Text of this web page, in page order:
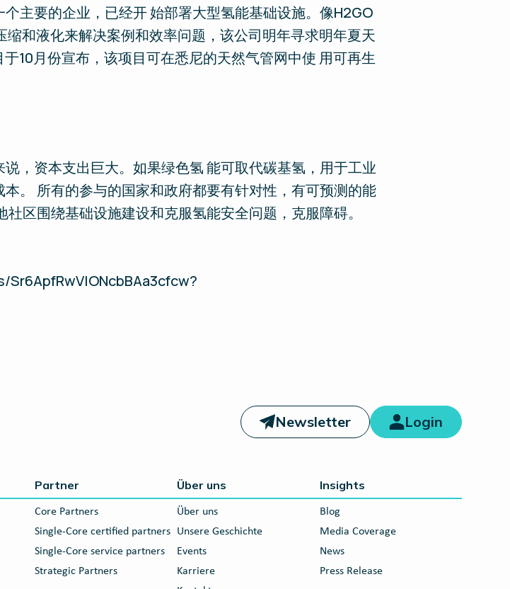
主要的企业，已经开 始部署大型氢能基础设施。像H2GO
和液化来解决案例和效率问题，该公司明年寻求明年夏天
10月份宣布，该项目可在悉尼的天然气管网中使 用可再生
，资本支出巨大。如果绿色氢 能可取代碳基氢，用于工业
。 所有的参与的国家和政府都要有针对性，有可预测的能
区围绕基础设施建设和克服氢能安全问题，克服障碍。
Newsletter Login
Partner
Core Partners
Single-Core certified partners
Single-Core service partners
Strategic Partners
Über uns
Über uns
Unsere Geschichte
Events
Karriere
Insights
Blog
Media Coverage
News
Press Release